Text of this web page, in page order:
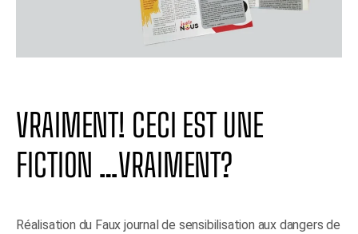
VRAIMENT! CECI EST UNE
FICTION …VRAIMENT?
Réalisation du Faux journal de sensibilisation aux dangers de